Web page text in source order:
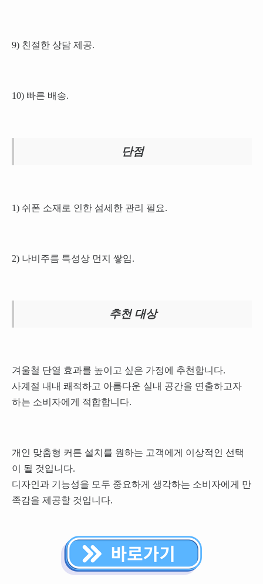
9) 친절한 상담 제공.
10) 빠른 배송.
단점
1) 쉬폰 소재로 인한 섬세한 관리 필요.
2) 나비주름 특성상 먼지 쌓임.
추천 대상
겨울철 단열 효과를 높이고 싶은 가정에 추천합니다.
사계절 내내 쾌적하고 아름다운 실내 공간을 연출하고자
하는 소비자에게 적합합니다.
개인 맞춤형 커튼 설치를 원하는 고객에게 이상적인 선택
이 될 것입니다.
디자인과 기능성을 모두 중요하게 생각하는 소비자에게 만
족감을 제공할 것입니다.